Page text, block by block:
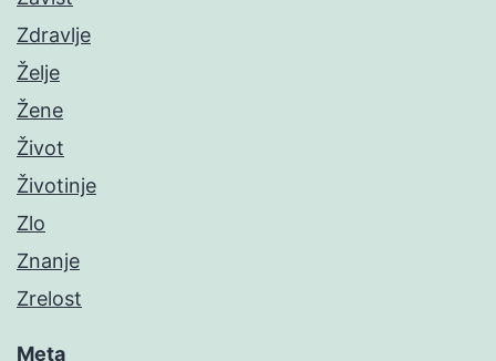
Zdravlje
Želje
Žene
Život
Životinje
Zlo
Znanje
Zrelost
Meta